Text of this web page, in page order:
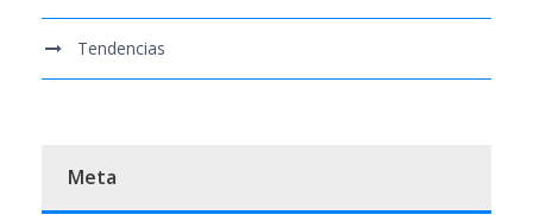
Tendencias
Meta